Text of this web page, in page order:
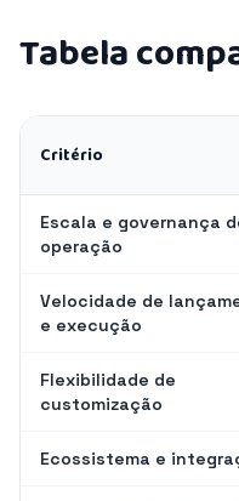
Tabela
Critério
Escala e governança
operação
Velocidade de
e execução
Flexibilidade de
customização
Ecossistema e